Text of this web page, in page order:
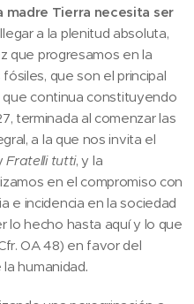
madre Tierra necesita ser
a la plenitud absoluta,
que progresamos en la
que son el principal
que continua constituyendo
terminada al comenzar las
a la que nos invita el
Fratelli tutti, y la
en el compromiso con
e incidencia en la sociedad
lo hecho hasta aquí y lo que
OA 48) en favor del
humanidad.